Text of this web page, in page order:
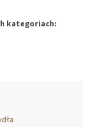
kategoriach: